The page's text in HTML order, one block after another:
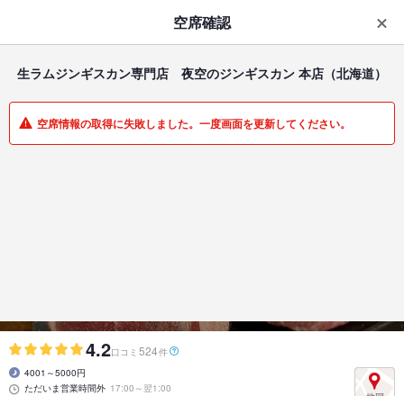
はじめてのアプリ予約で最大1,000円分ポイントもらえる
ダウンロード アプリで開く
一覧 マイメニュー
4.2口コミ 524件
4001～5000円
ただいま営業時間外 17:00～翌1:00
空席確認
生ラムジンギスカン専門店 夜空のジンギスカン 本店 （北海道）
空席情報の取得に失敗しました。一度画面を更新してください。